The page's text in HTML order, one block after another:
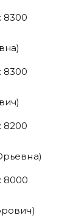
8300
8300
8200
8000